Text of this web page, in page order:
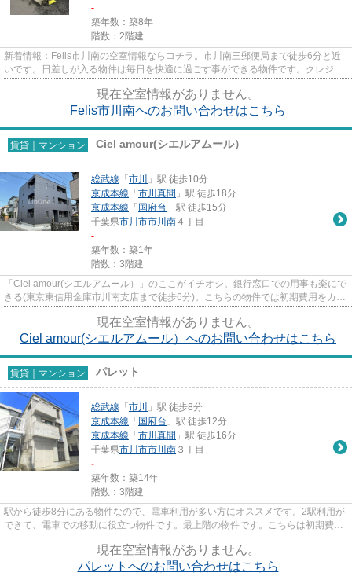
-
築年数：築8年
階数：2階建
新着情報：Felis市川南の空室情報ならコチラ。市川南三郵便局まで徒歩6分と近
いです。日差しが入る物件は毎日を快適に過ごす事ができる物件です。クレジッ
現在空室情報がありません。
Felis市川南へのお問い合わせはこちら
賃貸｜マンション Ciel amour(シエルアムール）
総武線 「 市川
」駅 徒歩10分
京成本線 「 市川真間 」駅 徒歩18分
京成本線 「 国府台 」駅 徒歩15分
千葉県市川市市川南 ４丁目
-
築年数：築1年
階数：3階建
「Ciel amour(シエルアムール）」のここがイチオシ。銀行窓口での用事も楽にで
きる(東京東信用金庫市川南支店まで徒歩6分)。こちらの物件では初期費用をカー
現在空室情報がありません。
Ciel amour(シエルアムール）へのお問い合わせはこちら
賃貸｜マンション パレット
総武線 「 市川
」駅 徒歩8分
京成本線 「 国府台 」駅 徒歩12分
京成本線 「 市川真間 」駅 徒歩16分
千葉県市川市市川南 ３丁目
-
築年数：築14年
階数：3階建
駅から徒歩8分にある物件なので、電車利用が多い方にオススメです。2駅利用が
できて、電車での移動に役立つ物件です。最上階の物件です。こちらは初期費用
現在空室情報がありません。
パレットへのお問い合わせはこちら